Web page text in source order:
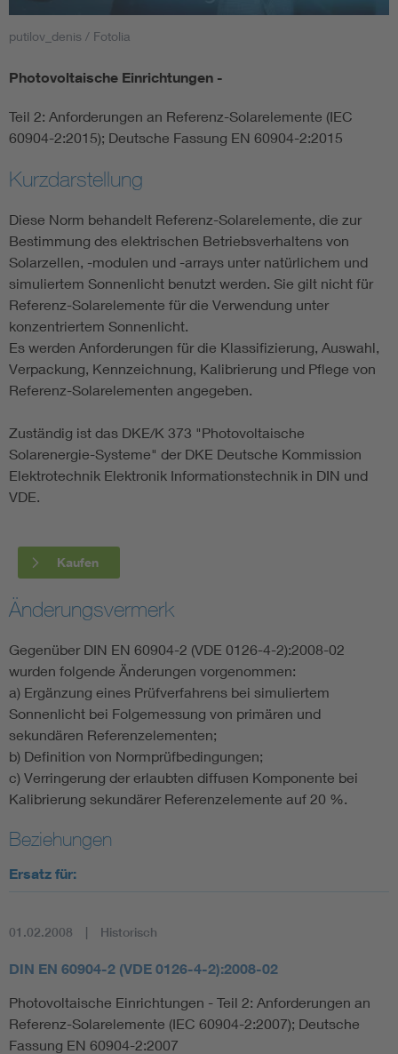
Smart Cities
DKE Fachinformationen im Kontext der Normung
Blitzschutz: DIN EN 62305 in der Übersicht
Circular Economy für mehr Ressourceneffizienz
Cybersecurity in der Industrieautomatisierung
DIN VDE 0100 für sichere Elektroinstallationen
Elektrofachkraft (EFK)
putilov_denis / Fotolia
Photovoltaische Einrichtungen -
Teil 2: Anforderungen an Referenz-Solarelemente (IEC
60904-2:2015); Deutsche Fassung EN 60904-2:2015
Kurzdarstellung
Diese Norm behandelt Referenz-Solarelemente, die zur
Bestimmung des elektrischen Betriebsverhaltens von
Solarzellen, -modulen und -arrays unter natürlichem und
simuliertem Sonnenlicht benutzt werden. Sie gilt nicht für
Referenz-Solarelemente für die Verwendung unter
konzentriertem Sonnenlicht.
Es werden Anforderungen für die Klassifizierung, Auswahl,
Verpackung, Kennzeichnung, Kalibrierung und Pflege von
Referenz-Solarelementen angegeben.
Zuständig ist das DKE/K 373 "Photovoltaische
Solarenergie-Systeme" der DKE Deutsche Kommission
Elektrotechnik Elektronik Informationstechnik in DIN und
VDE.
Kaufen
Änderungsvermerk
Gegenüber DIN EN 60904-2 (VDE 0126-4-2):2008-02
wurden folgende Änderungen vorgenommen:
a) Ergänzung eines Prüfverfahrens bei simuliertem
Sonnenlicht bei Folgemessung von primären und
sekundären Referenzelementen;
b) Definition von Normprüfbedingungen;
c) Verringerung der erlaubten diffusen Komponente bei
Kalibrierung sekundärer Referenzelemente auf 20 %.
Beziehungen
Ersatz für:
01.02.2008 Historisch
DIN EN 60904-2 (VDE 0126-4-2):2008-02
Photovoltaische Einrichtungen - Teil 2: Anforderungen an
Referenz-Solarelemente (IEC 60904-2:2007); Deutsche
Fassung EN 60904-2:2007